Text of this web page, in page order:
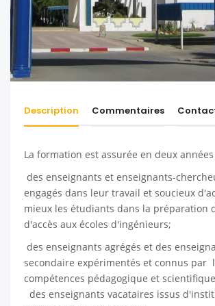
Description Commentaires
La formation est assurée en deux
des enseignants et enseignants-
engagés dans leur travail et soucieux
mieux les étudiants dans la préparation
d'accès aux écoles d'ingénieurs;
des enseignants agrégés et des
secondaire expérimentés et connus par
compétences pédagogique et
des enseignants vacataires issus